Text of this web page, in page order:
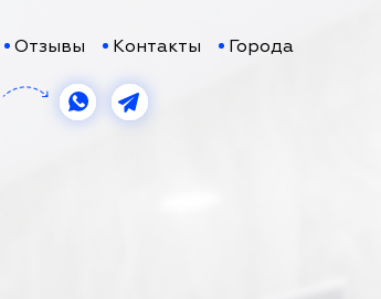
Отзывы Контакты Города